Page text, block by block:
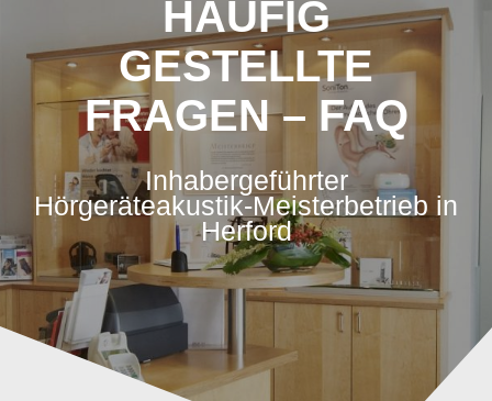
HÄUFIG
GESTELLTE
FRAGEN – FAQ
Inhabergeführter
Hörgeräteakustik-Meisterbetrieb in
Herford